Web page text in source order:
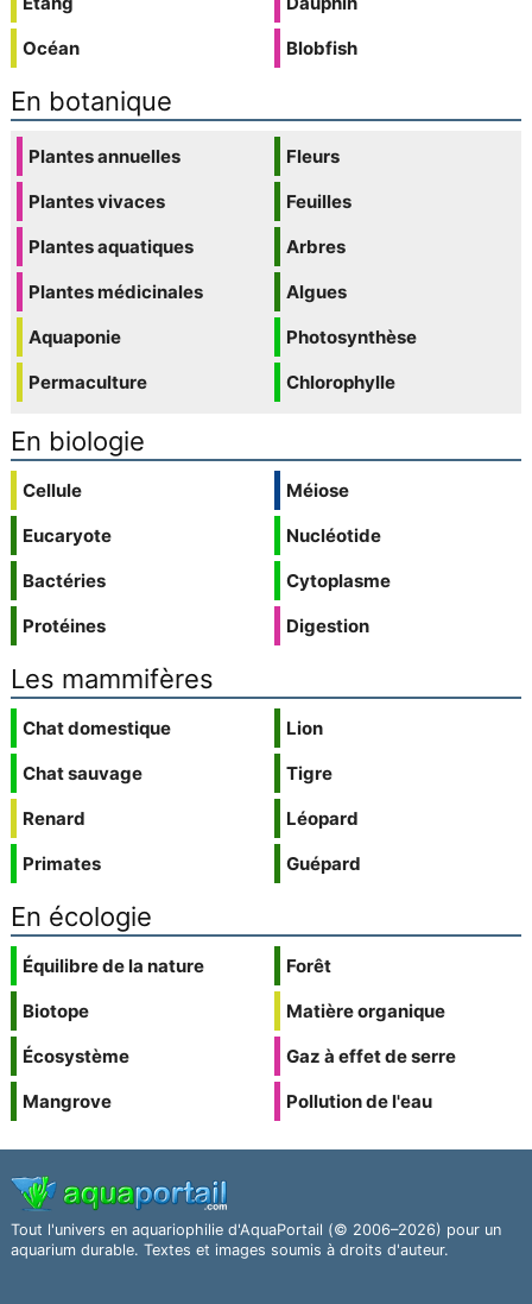
Océan
Blobfish
En botanique
Plantes annuelles
Plantes vivaces
Plantes aquatiques
Plantes médicinales
Aquaponie
Permaculture
Fleurs
Feuilles
Arbres
Algues
Photosynthèse
Chlorophylle
En biologie
Cellule
Eucaryote
Bactéries
Protéines
Méiose
Nucléotide
Cytoplasme
Digestion
Les mammifères
Chat domestique
Chat sauvage
Renard
Primates
Lion
Tigre
Léopard
Guépard
En écologie
Équilibre de la nature
Biotope
Écosystème
Mangrove
Forêt
Matière organique
Gaz à effet de serre
Pollution de l'eau
Tout l'univers en aquariophilie d'AquaPortail (© 2006–2026) pour un
aquarium durable. Textes et images soumis à droits d'auteur.